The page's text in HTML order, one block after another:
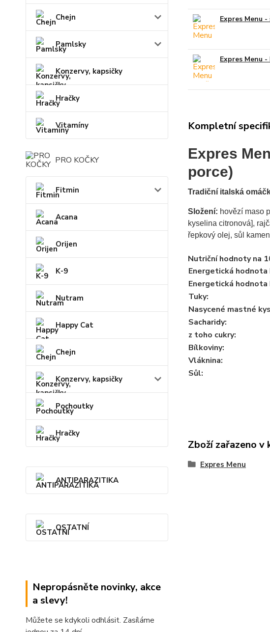
Chejn
Pamlsky
Konzervy, kapsičky
Hračky
Vitamíny
PRO KOČKY
Fitmin
Acana
Orijen
K-9
Nutram
Happy Cat
Chejn
Konzervy, kapsičky
Pochoutky
Hračky
ANTIPARAZITIKA
OSTATNÍ
Nepropásněte novinky, akce
a slevy!
Můžete se kdykoli odhlásit. Zasíláme
Expres Menu
Expres Menu
Kompletní
Expres
porce)
Tradiční italská
Složení: hovězí maso
kyselina citronová],
řepkový olej, sůl
Nutriční hodnoty na
Energetická hodnota
Energetická hodnota
Tuky:
Nasycené mastné
Sacharidy:
z toho cukry:
Bílkoviny:
Vláknina:
Sůl:
Zboží zařazeno v
Expres Menu